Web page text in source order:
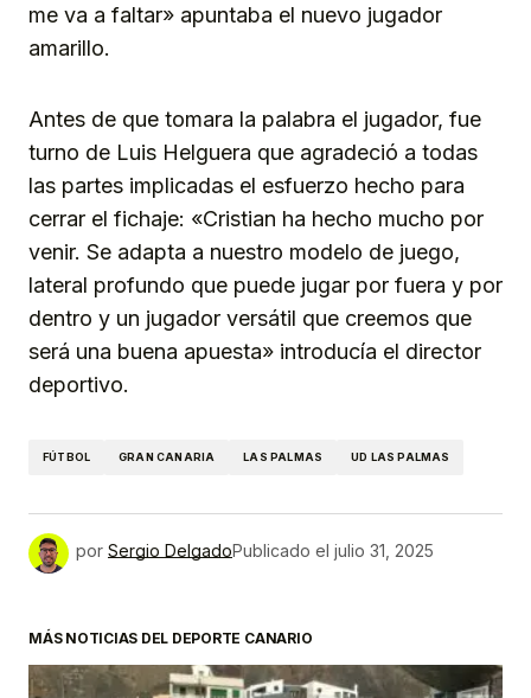
me va a faltar» apuntaba el nuevo jugador
amarillo.
Antes de que tomara la palabra el jugador, fue
turno de Luis Helguera que agradeció a todas
las partes implicadas el esfuerzo hecho para
cerrar el fichaje: «Cristian ha hecho mucho por
venir. Se adapta a nuestro modelo de juego,
lateral profundo que puede jugar por fuera y por
dentro y un jugador versátil que creemos que
será una buena apuesta» introducía el director
deportivo.
FÚTBOL GRAN CANARIA LAS PALMAS UD LAS PALMAS
por Sergio DelgadoPublicado el julio 31, 2025
MÁS NOTICIAS DEL DEPORTE CANARIO